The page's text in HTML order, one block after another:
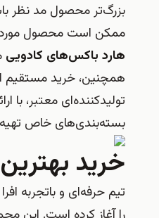
بزرگ‌تر محصول مد نظر
ممکن است محصول مورد
هارد باکس‌های کادویی
همچنین، خرید مستقیم
تولیدکننده‌ای معتبر،
بسته‌بندی‌های خاص
خرید